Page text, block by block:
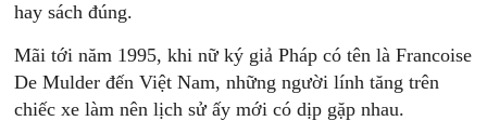
hay sách đúng.
Mãi tới năm 1995, khi nữ ký giả Pháp có tên là Francoise
De Mulder đến Việt Nam, những người lính tăng trên
chiếc xe làm nên lịch sử ấy mới có dịp gặp nhau.